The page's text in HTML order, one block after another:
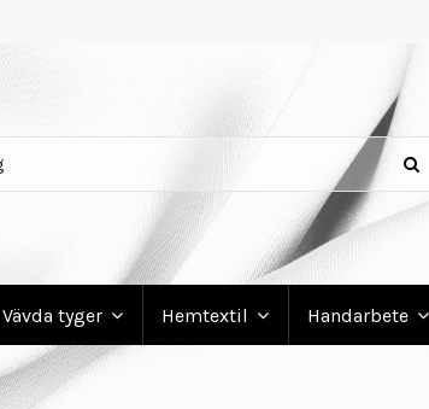
Vävda tyger Hemtextil Handarbete